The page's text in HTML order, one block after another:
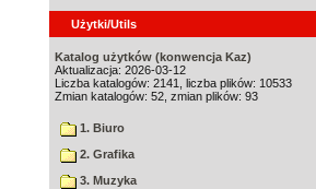
Użytki/Utils
Katalog użytków (konwencja Kaz)
Aktualizacja: 2026-03-12
Liczba katalogów: 2141, liczba plików: 10533
Zmian katalogów: 52, zmian plików: 93
1. Biuro
2. Grafika
3. Muzyka